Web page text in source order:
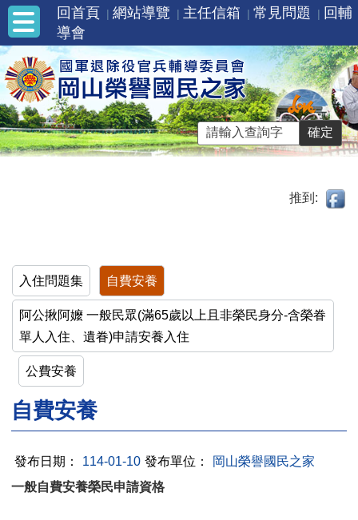
回首頁 網站導覽 主任信箱 常見問題
回輔
導會
推到:
入住問題集 自費安養
阿公揪阿嬤 一般民眾(滿65歲以上且非榮民身分-含榮眷
單人入住、遺眷)申請安養入住
公費安養
自費安養
發布日期： 114-01-10 發布單位：
岡山榮譽國民之家
一般自費安養榮民申請資格